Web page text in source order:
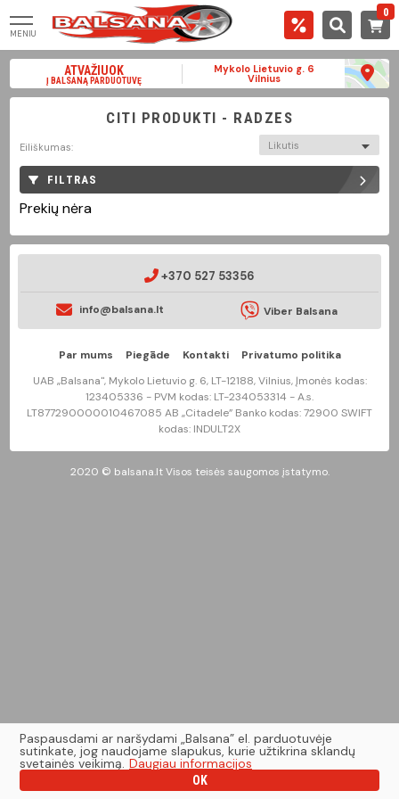
MENIU
0
ATVAŽIUOK
Į BALSANĄ PARDUOTUVĘ
Mykolo Lietuvio g. 6
Vilnius
CITI PRODUKTI - RADZES
Eiliškumas: Likutis
FILTRAS
Prekių nėra
+370 527 53356
info@balsana.lt Viber Balsana
Par mums Piegāde Kontakti
Privatumo politika
UAB „Balsana", Mykolo Lietuvio g. 6, LT-12188, Vilnius, Įmonės kodas:
123405336 - PVM kodas: LT-234053314 - A.s.
LT877290000010467085 AB „Citadele” Banko kodas: 72900 SWIFT
kodas: INDULT2X
2020 © balsana.lt Visos teisės saugomos įstatymo.
Paspausdami ar naršydami „Balsana” el. parduotuvėje
sutinkate, jog naudojame slapukus, kurie užtikrina sklandų
svetainės veikimą. Daugiau informacijos
OK